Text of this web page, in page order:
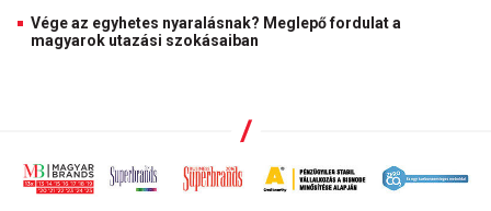
Vége az egyhetes nyaralásnak? Meglepő fordulat a
magyarok utazási szokásaiban